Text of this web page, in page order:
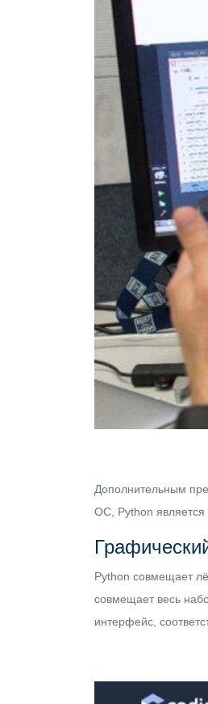
Дополнительным
ОС, Python является
Python совмещает
совмещает весь
интерфейс,